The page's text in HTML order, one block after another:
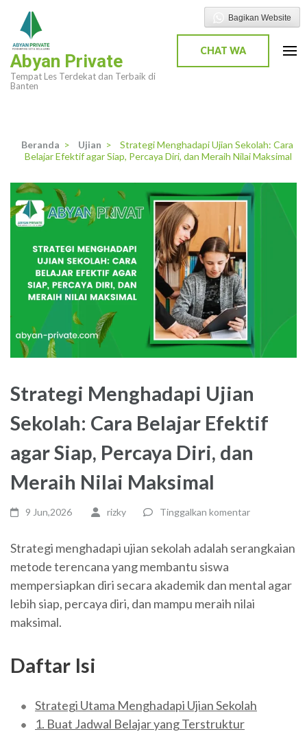
Lompat
konten
(Tekan
Enter)
Abyan Private
Tempat Les Terdekat dan Terbaik di
Banten
CHAT WA
Beranda > Ujian >
Strategi Menghadapi Ujian Sekolah: Cara
Belajar Efektif agar Siap, Percaya Diri, dan Meraih Nilai Maksimal
Strategi Menghadapi Ujian
Sekolah: Cara Belajar Efektif
agar Siap, Percaya Diri, dan
Meraih Nilai Maksimal
9 Jun,2026 rizky Tinggalkan komentar
Strategi menghadapi ujian sekolah adalah serangkaian
metode terencana yang membantu siswa
mempersiapkan diri secara akademik dan mental agar
lebih siap, percaya diri, dan mampu meraih nilai
maksimal.
Daftar Isi
Strategi Utama Menghadapi Ujian Sekolah
1. Buat Jadwal Belajar yang Terstruktur
Bagikan Website